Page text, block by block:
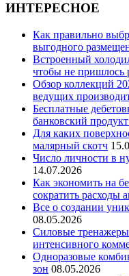
ИНТЕРЕСНОЕ
Как правильно
выгодного
Встроенный
чтобы не пришлось
Обзор коллекций
ведущих
Бесплатные
банковский
Для каких
малярный скотч
Число личности в
14.07.2026
Как экономить на
сократить расходы
Все о создании
08.05.2026
Силовые
интенсивного
Одноразовые
зон 08.05.2026